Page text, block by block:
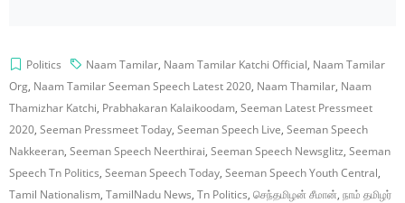
Politics Naam Tamilar, Naam Tamilar Katchi Official, Naam Tamilar
Org, Naam Tamilar Seeman Speech Latest 2020, Naam Thamilar, Naam
Thamizhar Katchi, Prabhakaran Kalaikoodam, Seeman Latest Pressmeet
2020, Seeman Pressmeet Today, Seeman Speech Live, Seeman Speech
Nakkeeran, Seeman Speech Neerthirai, Seeman Speech Newsglitz, Seeman
Speech Tn Politics, Seeman Speech Today, Seeman Speech Youth Central,
Tamil Nationalism, TamilNadu News, Tn Politics, செந்தமிழன் சீமான், நாம் தமிழர்